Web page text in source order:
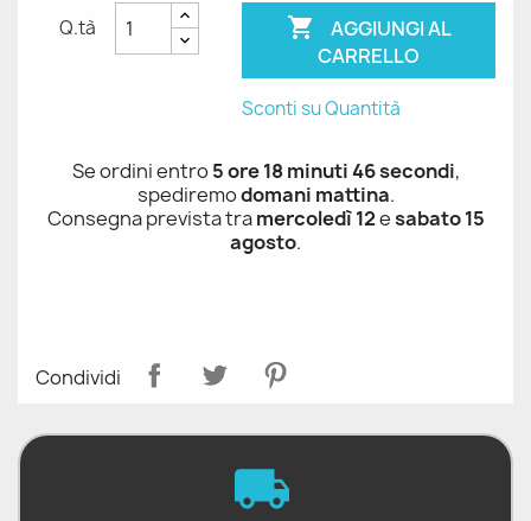
Q.tà 
CARRELLO
Sconti su Quantità
Se ordini entro5 ore 18 minuti 46 secondi,
spediremodomani mattina.
Consegna prevista tramercoledì 12esabato 15
agosto.
Condividi